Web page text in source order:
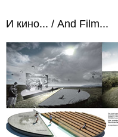
И кино... / And Film...